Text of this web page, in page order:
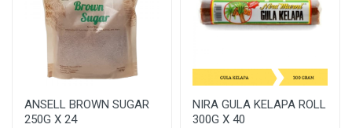
ANSELL BROWN SUGAR
250G X 24
NIRA GULA KELAPA ROLL
300G X 40